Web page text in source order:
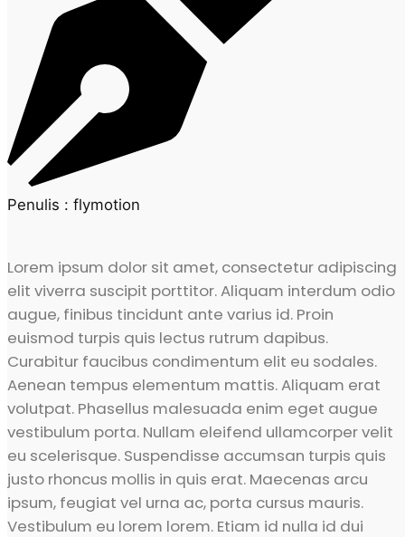
Penulis : flymotion
Lorem ipsum dolor sit amet, consectetur adipiscing
elit viverra suscipit porttitor. Aliquam interdum odio
augue, finibus tincidunt ante varius id. Proin
euismod turpis quis lectus rutrum dapibus.
Curabitur faucibus condimentum elit eu sodales.
Aenean tempus elementum mattis. Aliquam erat
volutpat. Phasellus malesuada enim eget augue
vestibulum porta. Nullam eleifend ullamcorper velit
eu scelerisque. Suspendisse accumsan turpis quis
justo rhoncus mollis in quis erat. Maecenas arcu
ipsum, feugiat vel urna ac, porta cursus mauris.
Vestibulum eu lorem lorem. Etiam id nulla id dui